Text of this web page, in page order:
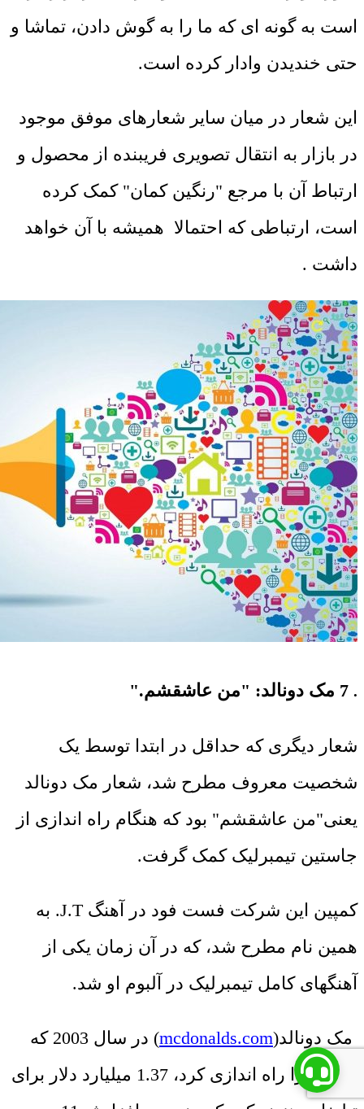
است به گونه ای که ما را به گوش دادن، تماشا و
حتی خندیدن وادار کرده است.
این شعار در میان سایر شعارهای موفق موجود
در بازار به انتقال تصویری فریبنده از محصول و
ارتباط آن با مرجع "رنگین کمان" کمک کرده
است، ارتباطی که احتمالا همیشه با آن خواهد
داشت .
.
شعار دیگری که حداقل در ابتدا توسط یک
شخصیت معروف مطرح شد، شعار مک دونالد
یعنی"من عاشقشم" بود که هنگام راه اندازی از
جاستین تیمبرلیک کمک گرفت.
کمپین این شرکت فست فود در آهنگ J.T. به
همین نام مطرح شد، که در آن زمان یکی از
آهنگهای کامل تیمبرلیک در آلبوم او شد.
مک دونالد(mcdonalds.com
) در سال 2003 که
کمپین را راه اندازی کرد، 1.37 میلیارد دلار برای